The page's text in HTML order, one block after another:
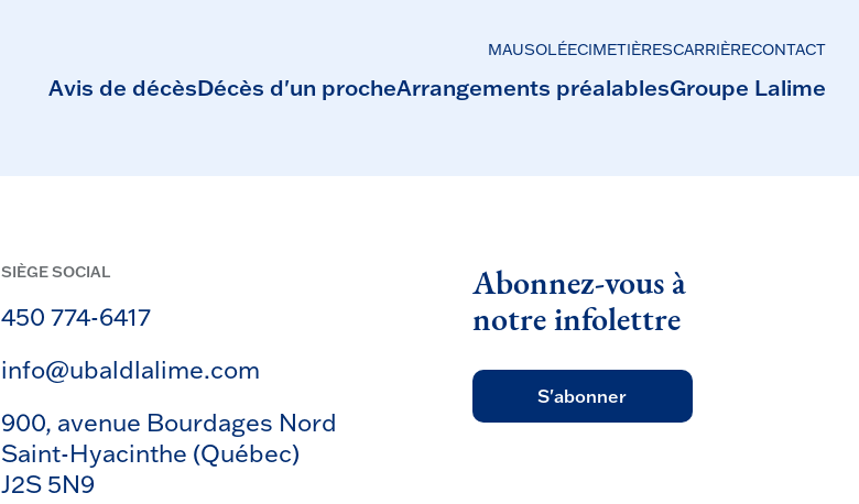
MAUSOLÉECIMETIÈRESCARRIÈRECONTACT
Avis de décèsDécès d'un procheArrangements préalablesGroupe Lalime
SIÈGE SOCIAL
450 774-6417
info@ubaldlalime.com
900, avenue Bourdages Nord
Saint-Hyacinthe (Québec)
J2S 5N9
Abonnez-vous à
notre infolettre
S'abonner